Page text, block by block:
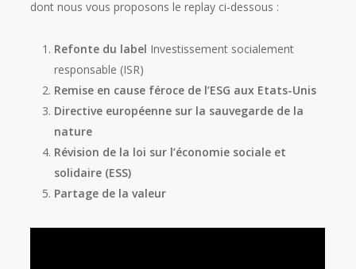
dont nous vous proposons le replay ci-dessous :
Refonte du label Investissement socialement
responsable (ISR)
Remise en cause féroce de l’ESG aux Etats-Unis
Directive européenne sur la sauvegarde de la
nature
Révision de la loi sur l’économie sociale et
solidaire (ESS)
Partage de la valeur